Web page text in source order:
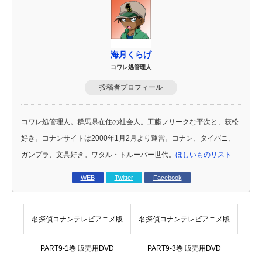
海月くらげ
コワレ処管理人
投稿者プロフィール
コワレ処管理人。群馬県在住の社会人。工藤フリークな平次と、萩松
好き。コナンサイトは2000年1月2月より運営。コナン、タイバニ、
ガンプラ、文具好き。ワタル・トルーパー世代。 ほしいものリスト
WEB Twitter Facebook
名探偵コナンテレビアニメ版
PART9-1巻 販売用DVD
名探偵コナンテレビアニメ版
PART9-3巻 販売用DVD